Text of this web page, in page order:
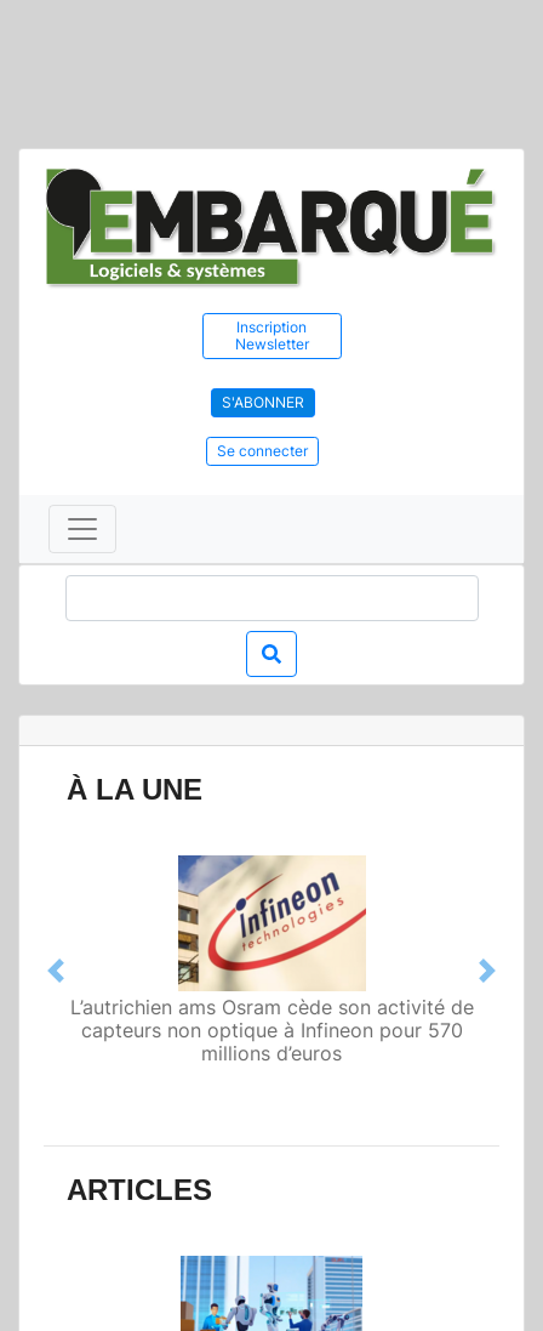
Inscription
Newsletter
S'ABONNER
Se connecter
À LA UNE
L’autrichien ams Osram cède son activité de
capteurs non optique à Infineon pour 570
millions d’euros
Qualcomm met en avant une architecture
fondée sur l’IA physique au service de robots
domestiques et humanoïdes
Previous Next
ARTICLES